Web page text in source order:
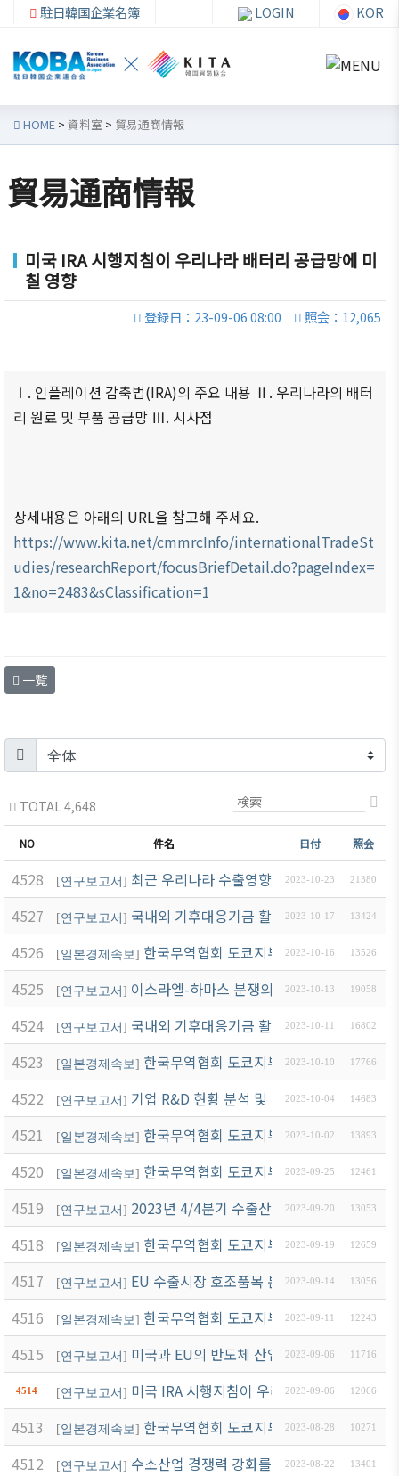
韓
連
介
拶
設立
事業
定款
組織
図
東京
ブアク
ビリ
ティ方
針
会員
入・
入
会員権
検索/リ
スト
会員社
総覧
社
動
員会
動靜
会員社
からの
室
お知ら
貿易通
韓企連
ニュー
関
駐日韓国企業名簿 KOR
LOGIN
HOME > 資料室 > 貿易通商情報
貿易通商情報
미국 IRA 시행지침이 우리나라 배터리 공급망에 미
칠 영향
登録日：23-09-06 08:00 照会：12,065
Ⅰ. 인플레이션 감축법(IRA)의 주요 내용 Ⅱ. 우리나라의 배터
리 원료 및 부품 공급망 Ⅲ. 시사점
상세내용은 아래의 URL을 참고해 주세요.
https://www.kita.net/cmmrcInfo/internationalTradeSt
udies/researchReport/focusBriefDetail.do?pageIndex=
1&no=2483&sClassification=1
一覧
TOTAL 4,648
NO 件名 日付 照会
4528 [연구보고서] 최근 우리나라 수출영향 요인 분석
2023-10-23 21380
4527 [연구보고서] 국내외 기후대응기금 활용 비교 분석 및 시사
2023-10-17 13424
4526 [일본경제속보] 한국무역협회 도쿄지부 뉴스레터(10월 3
2023-10-16 13526
4525 [연구보고서] 이스라엘-하마스 분쟁의 국내경제 영향
2023-10-13 19058
4524 [연구보고서] 국내외 기후대응기금 활용 비교 분석 및 시사
2023-10-11 16802
4523 [일본경제속보] 한국무역협회 도쿄지부 뉴스레터(10월 2
2023-10-10 17766
4522 [연구보고서] 기업 R&D 현황 분석 및 투자 활성화 방안
2023-10-04 14683
4521 [일본경제속보] 한국무역협회 도쿄지부 뉴스레터(10월 1
2023-10-02 13893
4520 [일본경제속보] 한국무역협회 도쿄지부 뉴스레터(9월 3호)
2023-09-25 12461
4519 [연구보고서] 2023년 4/4분기 수출산업경기전망조사
2023-09-20 13053
4518 [일본경제속보] 한국무역협회 도쿄지부 뉴스레터(9월 2호)
2023-09-19 12659
4517 [연구보고서] EU 수출시장 호조품목 분석 및 시사점
2023-09-14 13056
4516 [일본경제속보] 한국무역협회 도쿄지부 뉴스레터(9월 1호)
2023-09-11 12243
4515 [연구보고서] 미국과 EU의 반도체 산업 육성 전략과 시사점
2023-09-06 11716
4514 [연구보고서] 미국 IRA 시행지침이 우리나라 배터리 공급
2023-09-06 12066
4513 [일본경제속보] 한국무역협회 도쿄지부 뉴스레터(8월 5호)
2023-08-28 10271
4512 [연구보고서] 수소산업 경쟁력 강화를 위한 정책 연구: ③
2023-08-22 13401